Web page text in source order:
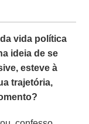
vida política
ideia de se
esteve à
trajetória,